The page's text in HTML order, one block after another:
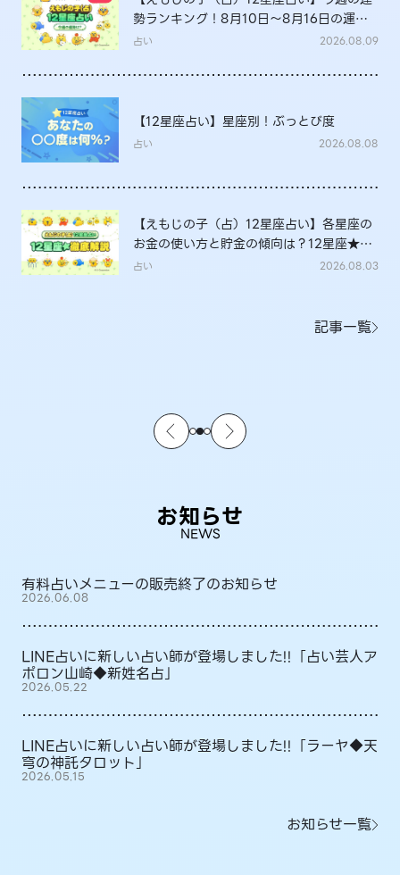
勢ランキング！8月10日～8月16日の運勢
は？
占い 2026.08.09
【12星座占い】星座別！ぶっとび度
占い 2026.08.08
【えもじの子（占）12星座占い】各星座の
お金の使い方と貯金の傾向は？12星座★徹
底解説
占い 2026.08.03
記事一覧
お知らせ
NEWS
有料占いメニューの販売終了のお知らせ
2026.06.08
LINE占いに新しい占い師が登場しました!!「占い芸人ア
ポロン山崎◆新姓名占」
2026.05.22
LINE占いに新しい占い師が登場しました!!「ラーヤ◆天
穹の神託タロット」
2026.05.15
お知らせ一覧